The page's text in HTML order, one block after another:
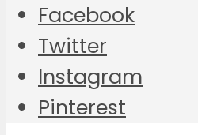
Facebook
Twitter
Instagram
Pinterest